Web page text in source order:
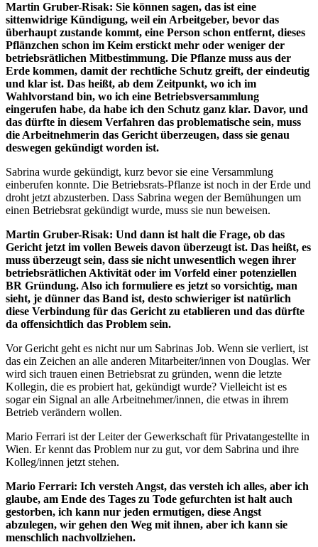
Martin Gruber-Risak: Sie können sagen, das ist eine
sittenwidrige Kündigung, weil ein Arbeitgeber, bevor das
überhaupt zustande kommt, eine Person schon entfernt, dieses
Pflänzchen schon im Keim erstickt mehr oder weniger der
betriebsrätlichen Mitbestimmung. Die Pflanze muss aus der
Erde kommen, damit der rechtliche Schutz greift, der eindeutig
und klar ist. Das heißt, ab dem Zeitpunkt, wo ich im
Wahlvorstand bin, wo ich eine Betriebsversammlung
eingerufen habe, da habe ich den Schutz ganz klar. Davor, und
das dürfte in diesem Verfahren das problematische sein, muss
die Arbeitnehmerin das Gericht überzeugen, dass sie genau
deswegen gekündigt worden ist.
Sabrina wurde gekündigt, kurz bevor sie eine Versammlung
einberufen konnte. Die Betriebsrats-Pflanze ist noch in der Erde und
droht jetzt abzusterben. Dass Sabrina wegen der Bemühungen um
einen Betriebsrat gekündigt wurde, muss sie nun beweisen.
Martin Gruber-Risak: Und dann ist halt die Frage, ob das
Gericht jetzt im vollen Beweis davon überzeugt ist. Das heißt, es
muss überzeugt sein, dass sie nicht unwesentlich wegen ihrer
betriebsrätlichen Aktivität oder im Vorfeld einer potenziellen
BR Gründung. Also ich formuliere es jetzt so vorsichtig, man
sieht, je dünner das Band ist, desto schwieriger ist natürlich
diese Verbindung für das Gericht zu etablieren und das dürfte
da offensichtlich das Problem sein.
Vor Gericht geht es nicht nur um Sabrinas Job. Wenn sie verliert, ist
das ein Zeichen an alle anderen Mitarbeiter/innen von Douglas. Wer
wird sich trauen einen Betriebsrat zu gründen, wenn die letzte
Kollegin, die es probiert hat, gekündigt wurde? Vielleicht ist es
sogar ein Signal an alle Arbeitnehmer/innen, die etwas in ihrem
Betrieb verändern wollen.
Mario Ferrari ist der Leiter der Gewerkschaft für Privatangestellte in
Wien. Er kennt das Problem nur zu gut, vor dem Sabrina und ihre
Kolleg/innen jetzt stehen.
Mario Ferrari: Ich versteh Angst, das versteh ich alles, aber ich
glaube, am Ende des Tages zu Tode gefurchten ist halt auch
gestorben, ich kann nur jeden ermutigen, diese Angst
abzulegen, wir gehen den Weg mit ihnen, aber ich kann sie
menschlich nachvollziehen.